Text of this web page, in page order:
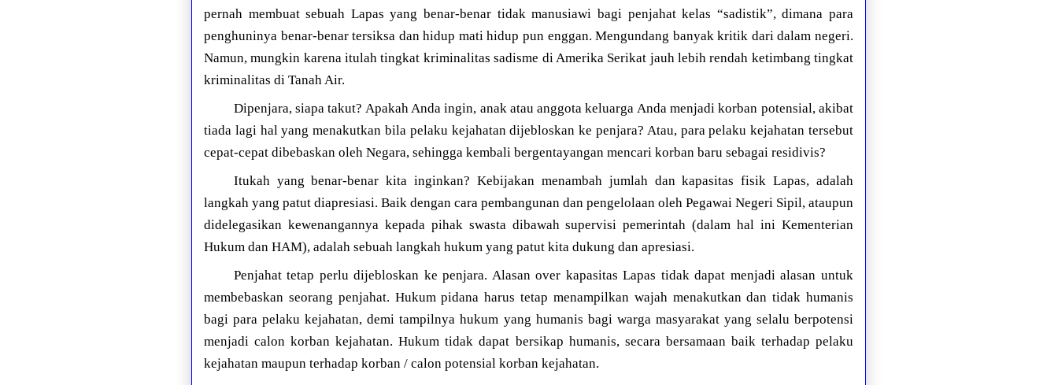
pernah membuat sebuah Lapas yang benar-benar tidak manusiawi bagi penjahat kelas “sadistik”, dimana para
penghuninya benar-benar tersiksa dan hidup mati hidup pun enggan. Mengundang banyak kritik dari dalam negeri.
Namun, mungkin karena itulah tingkat kriminalitas sadisme di Amerika Serikat jauh lebih rendah ketimbang tingkat
kriminalitas di Tanah Air.
Dipenjara, siapa takut? Apakah Anda ingin, anak atau anggota keluarga Anda menjadi korban potensial, akibat
tiada lagi hal yang menakutkan bila pelaku kejahatan dijebloskan ke penjara? Atau, para pelaku kejahatan tersebut
cepat-cepat dibebaskan oleh Negara, sehingga kembali bergentayangan mencari korban baru sebagai residivis?
Itukah yang benar-benar kita inginkan? Kebijakan menambah jumlah dan kapasitas fisik Lapas, adalah
langkah yang patut diapresiasi. Baik dengan cara pembangunan dan pengelolaan oleh Pegawai Negeri Sipil, ataupun
didelegasikan kewenangannya kepada pihak swasta dibawah supervisi pemerintah (dalam hal ini Kementerian
Hukum dan HAM), adalah sebuah langkah hukum yang patut kita dukung dan apresiasi.
Penjahat tetap perlu dijebloskan ke penjara. Alasan over kapasitas Lapas tidak dapat menjadi alasan untuk
membebaskan seorang penjahat. Hukum pidana harus tetap menampilkan wajah menakutkan dan tidak humanis
bagi para pelaku kejahatan, demi tampilnya hukum yang humanis bagi warga masyarakat yang selalu berpotensi
menjadi calon korban kejahatan. Hukum tidak dapat bersikap humanis, secara bersamaan baik terhadap pelaku
kejahatan maupun terhadap korban / calon potensial korban kejahatan.